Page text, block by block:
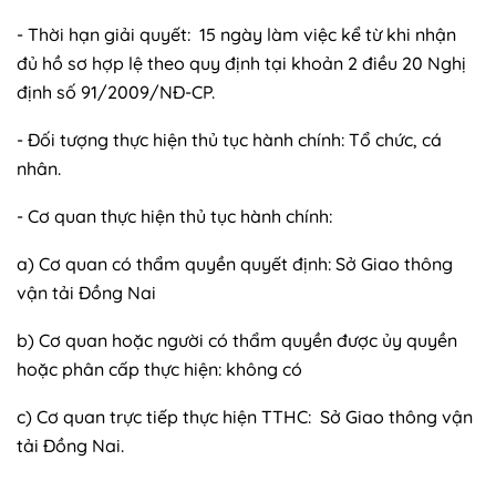
- Thời hạn giải quyết: 15 ngày làm việc kể từ khi nhận
đủ hồ sơ hợp lệ theo quy định tại khoản 2 điều 20 Nghị
định số 91/2009/NĐ-CP.
- Đối tượng thực hiện thủ tục hành chính: Tổ chức, cá
nhân.
- Cơ quan thực hiện thủ tục hành chính:
a) Cơ quan có thẩm quyền quyết định: Sở Giao thông
vận tải Đồng Nai
b) Cơ quan hoặc người có thẩm quyền được ủy quyền
hoặc phân cấp thực hiện: không có
c) Cơ quan trực tiếp thực hiện TTHC: Sở Giao thông vận
tải Đồng Nai.